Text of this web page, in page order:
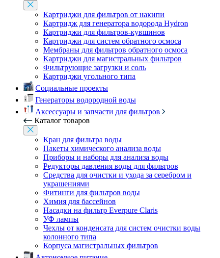
Картриджи для фильтров от накипи
Картридж для генератора водорода Hydron
Картриджи для фильтров-кувшинов
Картриджи для систем обратного осмоса
Мембраны для фильтров обратного осмоса
Картриджи для магистральных фильтров
Фильтрующие загрузки и соль
Картриджи угольного типа
Социальные проекты
Генераторы водородной воды
Аксессуары и запчасти для фильтров
Каталог товаров
Кран для фильтра воды
Пакеты химического анализа воды
Приборы и наборы для анализа воды
Редукторы давления воды для фильтров
Средства для очистки и ухода за серебром и
украшениями
Фитинги для фильтров воды
Химия для бассейнов
Насадки на фильтр Everpure Claris
УФ лампы
Чехлы от конденсата для систем очистки воды
колонного типа
Корпуса магистральных фильтров